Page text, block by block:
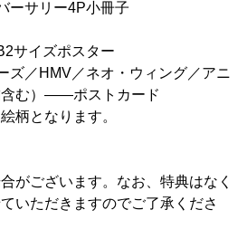
サリー4P小冊子
サイズポスター
ズ／HMV／ネオ・ウィング／アニ
含む）――ポストカード
柄となります。
がございます。なお、特典はなく
いただきますのでご了承くださ